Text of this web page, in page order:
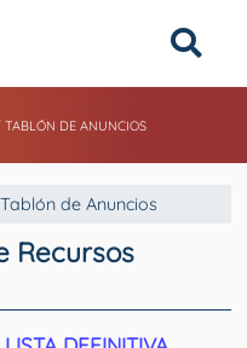
TABLÓN DE ANUNCIOS
Tablón de Anuncios
Recursos